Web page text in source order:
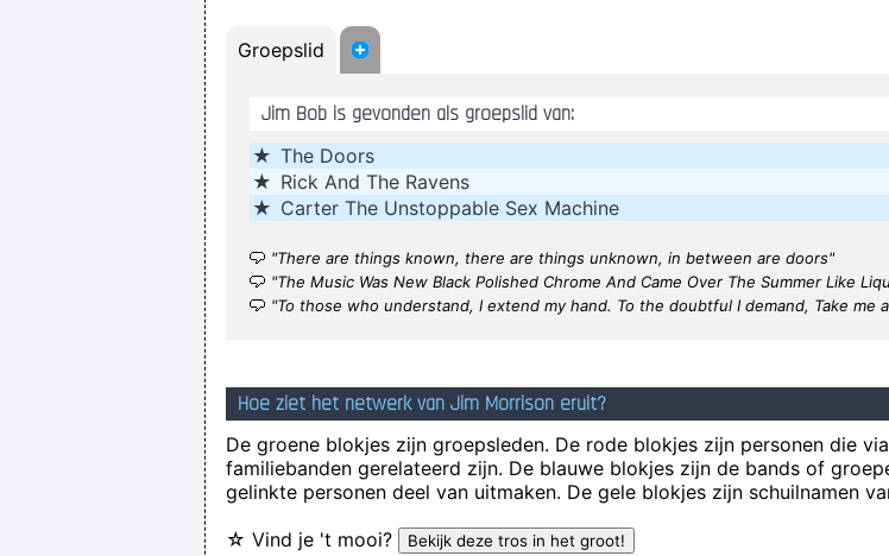
If I
I Suppose Ultimately I´m Interested In Music I´m A Musician I´m Not A
There is
If anyone asks you what kind of music you play, tell him 'pop' Don´t tell
Groepslid
Jim Bob is gevonden als groepslid van:
★ The Doors
★ Rick And The Ravens
★ Carter The Unstoppable Sex Machine
"There are things known, there are things unknown, in between are doors"
"The Music Was New Black Polished Chrome And Came Over The Summer Like
"To those who understand, I extend my hand. To the doubtful I demand, Take me
Hoe ziet het netwerk van Jim Morrison eruit?
De groene blokjes zijn groepsleden. De rode blokjes zijn personen die
familiebanden gerelateerd zijn. De blauwe blokjes zijn de bands of
gelinkte personen deel van uitmaken. De gele blokjes zijn schuilnamen
☆ Vind je 't mooi?